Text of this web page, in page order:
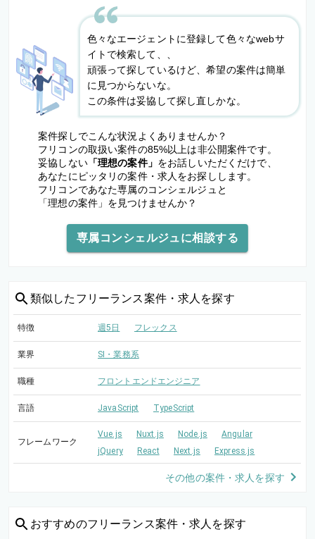
色々なエージェントに登録して色々なwebサ
イトで検索して、、
頑張って探しているけど、希望の案件は簡単
に見つからないな。
この条件は妥協して探し直しかな。
案件探しでこんな状況よくありませんか？
フリコンの取扱い案件の85%以上は非公開案件です。
妥協しない「理想の案件」 をお話しいただくだけで、
あなたにピッタリの案件・求人をお探しします。
フリコンであなた専属のコンシェルジュと
「理想の案件」を見つけませんか？
専属コンシェルジュに相談する
類似した フリーランス案件・求人を探す
特徴 週5日 フレックス
業界 SI・業務系
職種 フロントエンドエンジニア
言語 JavaScript TypeScript
フレームワーク
Vue.js Nuxt.js Node.js
Angular
jQuery
React Next.js Express.js
その他の案件・求人を探す
おすすめのフリーランス案件・求人を探す